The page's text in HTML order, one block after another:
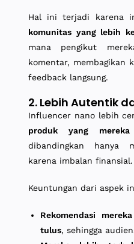
Hal ini terjadi karena
komunitas yang lebih
mana pengikut
komentar, membagikan
feedback langsung.
2. Lebih Autentik
Influencer nano lebih
produk yang mereka
dibandingkan hanya
karena imbalan finansial.
Keuntungan dari aspek
Rekomendasi
tulus, sehingga